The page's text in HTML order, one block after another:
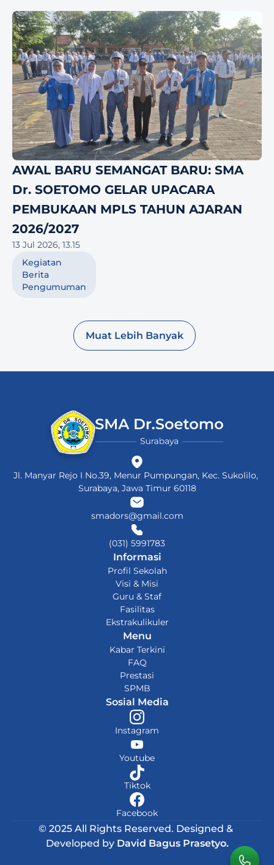
AWAL BARU SEMANGAT BARU: SMA
Dr. SOETOMO GELAR UPACARA
PEMBUKAAN MPLS TAHUN AJARAN
2026/2027
13 Jul 2026, 13.15
Kegiatan
Berita
Pengumuman
Muat Lebih Banyak
Jl. Manyar Rejo I No.39, Menur Pumpungan, Kec. Sukolilo,
Surabaya, Jawa Timur 60118
smadors@gmail.com
(031) 5991783
Informasi
Profil Sekolah
Visi & Misi
Guru & Staf
Fasilitas
Ekstrakulikuler
Menu
Kabar Terkini
FAQ
Prestasi
SPMB
Sosial Media
Instagram
Youtube
Tiktok
Facebook
© 2025 All Rights Reserved. Designed &
Developed by David Bagus Prasetyo.